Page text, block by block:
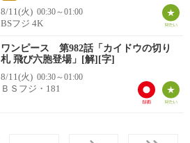
8/11(火) 00:30～01:00
BSフジ 4K
ワンピース 第982話「カイドウの切り
札 飛び六胞登場」[解][字]
8/11(火) 00:30～01:00
ＢＳフジ・181